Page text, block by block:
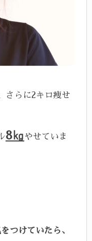
さらに2キロ痩せ
8㎏やせていま
つけていたら、